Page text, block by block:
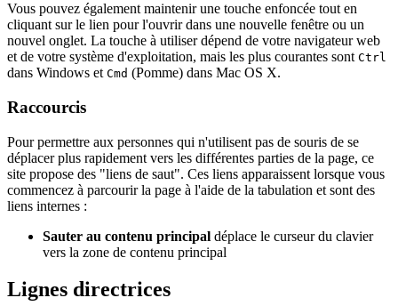
Vous pouvez également maintenir une touche enfoncée tout en
cliquant sur le lien pour l'ouvrir dans une nouvelle fenêtre ou un
nouvel onglet. La touche à utiliser dépend de votre navigateur web
et de votre système d'exploitation, mais les plus courantes sont Ctrl
dans Windows et Cmd (Pomme) dans Mac OS X.
Raccourcis
Pour permettre aux personnes qui n'utilisent pas de souris de se
déplacer plus rapidement vers les différentes parties de la page, ce
site propose des "liens de saut". Ces liens apparaissent lorsque vous
commencez à parcourir la page à l'aide de la tabulation et sont des
liens internes :
Sauter au contenu principal déplace le curseur du clavier
vers la zone de contenu principal
Lignes directrices